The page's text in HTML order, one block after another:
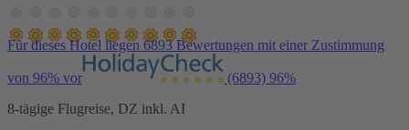
Für dieses Hotel liegen 6893 Bewertungen mit einer Zustimmung
von 96% vor (6893) 96%
8-tägige Flugreise, DZ inkl. AI